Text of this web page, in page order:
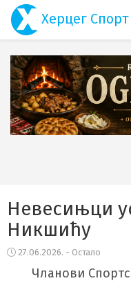
Херцег Спорт
Невесињци
Никшићу
27.06.2026. - Остало
Чланови